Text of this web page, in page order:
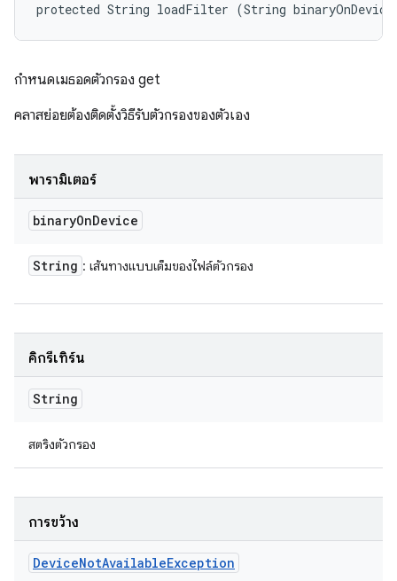
protected String loadFilter (String
กำหนดเมธอดตัวกรอง get
คลาสย่อยต้องติดตั้งวิธีรับตัวกรองของตัวเอง
พารามิเตอร์
binaryOnDevice
String : เส้นทางแบบเต็มของไฟล์ตัวกรอง
คิกรีเทิร์น
String
สตริงตัวกรอง
การขว้าง
DeviceNotAvailableException